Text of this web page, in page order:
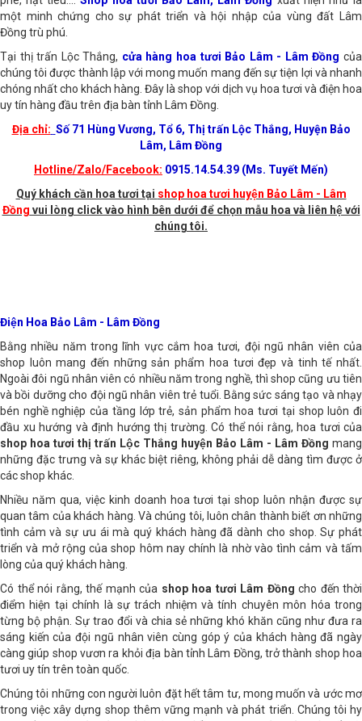
phê, hạt tiêu.... Shop hoa tươi Bảo Lâm, Lâm Đồngxuất hiện như là
một minh chứng cho sự phát triển và hội nhập của vùng đất Lâm
Đồng trù phú.
Tại thị trấn Lộc Thắng, cửa hàng hoa tươi Bảo Lâm - Lâm Đồng của
chúng tôi được thành lập với mong muốn mang đến sự tiện lợi và nhanh
chóng nhất cho khách hàng. Đây là shop với dịch vụ hoa tươi và điện hoa
uy tín hàng đầu trên địa bàn tỉnh Lâm Đồng.
Địa chỉ: Số 71 Hùng Vương, Tổ 6, Thị trấn Lộc Thắng, Huyện Bảo
Lâm, Lâm Đồng
Hotline/Zalo/Facebook:
0915.14.54.39 (Ms. Tuyết Mến)
Quý khách cần hoa tươi tạishop hoa tươi huyện Bảo Lâm - Lâm
Đồngvui lòng click vào hình bên dưới để chọn mẫu hoa và liên hệ với
chúng tôi.
Điện Hoa Bảo Lâm - Lâm Đồng
Bằng nhiều năm trong lĩnh vực cắm hoa tươi, đội ngũ nhân viên của
shop luôn mang đến những sản phẩm hoa tươi đẹp và tinh tế nhất.
Ngoài đôi ngũ nhân viên có nhiều năm trong nghề, thì shop cũng ưu tiên
và bồi dưỡng cho đội ngũ nhân viên trẻ tuổi. Bằng sức sáng tạo và nhạy
bén nghề nghiệp của tầng lớp trẻ, sản phẩm hoa tươi tại shop luôn đi
đầu xu hướng và định hướng thị trường. Có thể nói rằng, hoa tươi của
shop hoa tươi thị trấn Lộc Thắng huyện Bảo Lâm - Lâm Đồngmang
những đặc trưng và sự khác biệt riêng, không phải dễ dàng tìm được ở
các shop khác.
Nhiều năm qua, việc kinh doanh hoa tươi tại shop luôn nhận được sự
quan tâm của khách hàng. Và chúng tôi, luôn chân thành biết ơn những
tình cảm và sự ưu ái mà quý khách hàng đã dành cho shop. Sự phát
triển và mở rộng của shop hôm nay chính là nhờ vào tình cảm và tấm
lòng của quý khách hàng.
Có thể nói rằng, thế mạnh của
shop hoa tươi Lâm Đồngcho đến thời
điểm hiện tại chính là sự trách nhiệm và tính chuyên môn hóa trong
từng bộ phận. Sự trao đổi và chia sẻ những khó khăn cũng như đưa ra
sáng kiến của đội ngũ nhân viên cùng góp ý của khách hàng đã ngày
càng giúp shop vươn ra khỏi địa bàn tỉnh Lâm Đồng, trở thành shop hoa
tươi uy tín trên toàn quốc.
Chúng tôi những con người luôn đặt hết tâm tư, mong muốn và ước mơ